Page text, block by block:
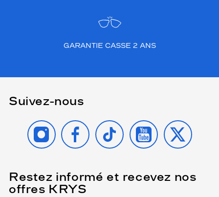
GARANTIE CASSE 2 ANS
Suivez-nous
INSTAGRAMFACEBOOK
TIKTOK YOUTUBE
X
Restez informé et recevez nos
offres KRYS
Name
(Ce
champ
est